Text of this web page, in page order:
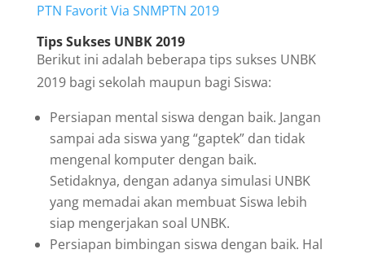
PTN Favorit Via SNMPTN 2019
Tips Sukses UNBK 2019
Berikut ini adalah beberapa tips sukses UNBK
2019 bagi sekolah maupun bagi Siswa:
Persiapan mental siswa dengan baik. Jangan
sampai ada siswa yang “gaptek” dan tidak
mengenal komputer dengan baik.
Setidaknya, dengan adanya simulasi UNBK
yang memadai akan membuat Siswa lebih
siap mengerjakan soal UNBK.
Persiapan bimbingan siswa dengan baik. Hal